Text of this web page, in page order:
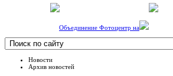
Объединение Фотоцентр на
Новости
Архив новостей